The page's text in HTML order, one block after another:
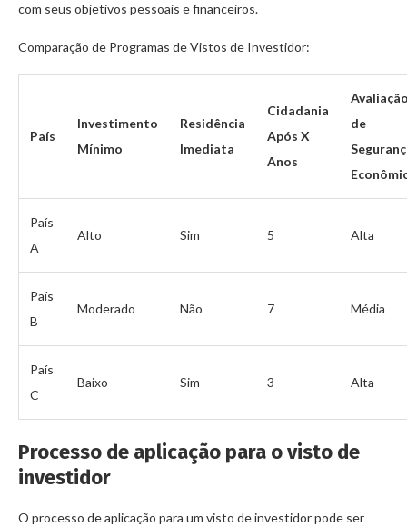
com seus objetivos pessoais e financeiros.
Comparação de Programas de Vistos de Investidor:
País
Investimento
Mínimo
Residência
Imediata
Cidadania
Após X
Anos
de
País
A
Alto Sim 5 Alta
País
B
Moderado Não 7 Média
País
C
Baixo Sim 3 Alta
Processo de aplicação para o visto de
investidor
O processo de aplicação para um visto de investidor pode ser